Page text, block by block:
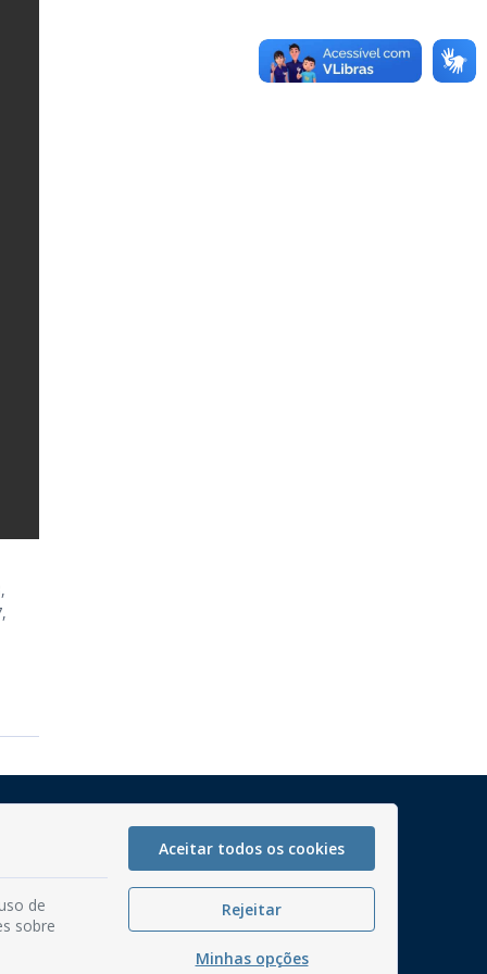
Perguntas frequentes
de
sobre
Aceitar todos os cookies
Rejeitar
Minhas opções